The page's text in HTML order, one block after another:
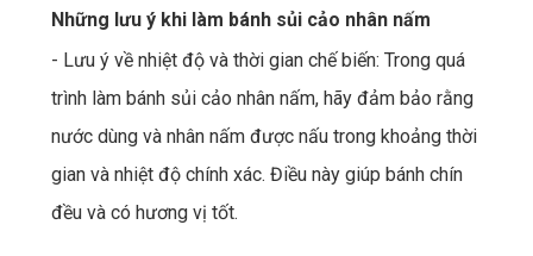
Những lưu ý khi làm bánh sủi cảo nhân nấm
- Lưu ý về nhiệt độ và thời gian chế biến: Trong quá
trình làm bánh sủi cảo nhân nấm, hãy đảm bảo rằng
nước dùng và nhân nấm được nấu trong khoảng thời
gian và nhiệt độ chính xác. Điều này giúp bánh chín
đều và có hương vị tốt.